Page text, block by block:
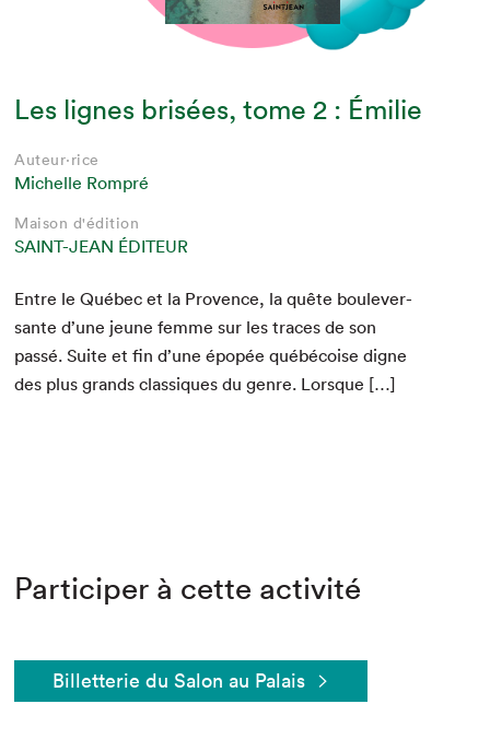
Les lignes brisées, tome 2 : Émilie
Auteur·rice
Michelle Rompré
Maison d'édition
SAINT-JEAN ÉDITEUR
Entre le Québec et la Provence, la quête boulever­
sante d’une jeune femme sur les traces de son
passé. Suite et fin d’une épopée québé­coise digne
des plus grands clas­siques du genre. Lorsque […]
Participer à cette activité
Billetterie du Salon au Palais